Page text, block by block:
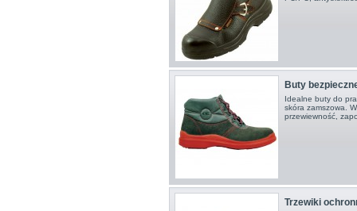
Buty
Idealne buty do
skóra zamszowa.
przewiewność,
Trzewiki